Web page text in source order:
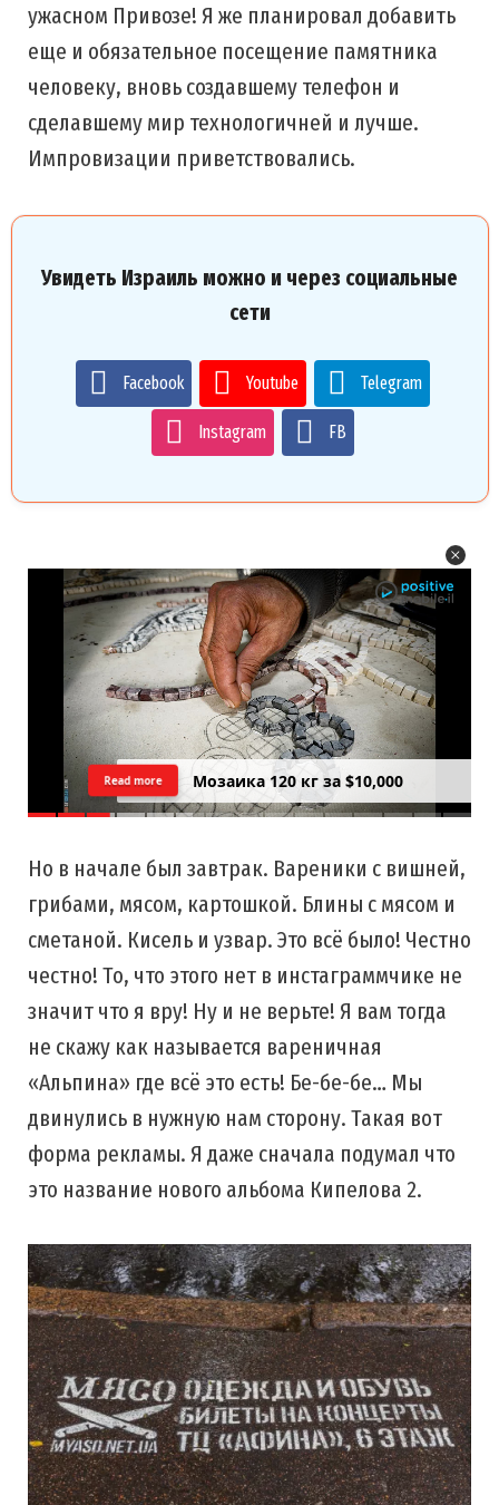
ужасном Привозе! Я же планировал добавить
еще и обязательное посещение памятника
человеку, вновь создавшему телефон и
сделавшему мир технологичней и лучше.
Импровизации приветствовались.
Увидеть Израиль можно и через социальные
сети
Facebook Youtube Telegram
Instagram FB
Цреда — Самарийский вид на
закатний Тель Авив
Read more
Но в начале был завтрак. Вареники с вишней,
грибами, мясом, картошкой. Блины с мясом и
сметаной. Кисель и узвар. Это всё было! Честно
честно! То, что этого нет в инстаграммчике не
значит что я вру! Ну и не верьте! Я вам тогда
не скажу как называется вареничная
«Альпина» где всё это есть! Бе-бе-бе… Мы
двинулись в нужную нам сторону. Такая вот
форма рекламы. Я даже сначала подумал что
это название нового альбома Кипелова 2.